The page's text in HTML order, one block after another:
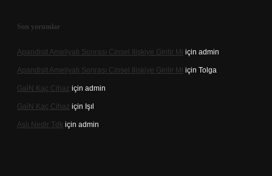
Son yorumlar
Apandisit Ameliyatı Sonrası Cinsel Ilişkiye Girilir Mi için admin
Apandisit Ameliyatı Sonrası Cinsel Ilişkiye Girilir Mi için Tolga
Gai̇N Kaç Cihaz için admin
Gai̇N Kaç Cihaz için Işıl
Aslı Nedir Tdk için admin